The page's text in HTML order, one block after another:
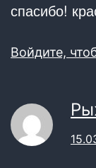
спасибо!
Войдите,